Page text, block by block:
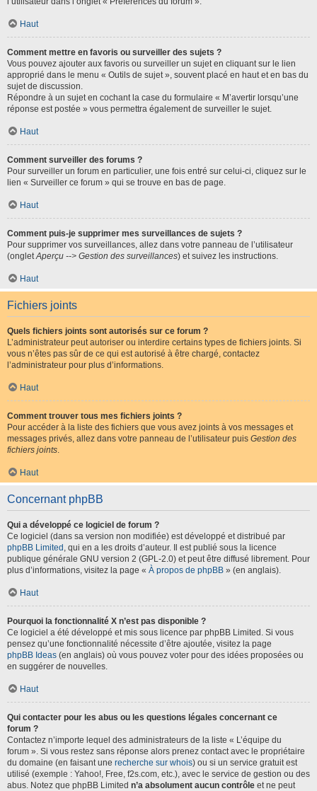
Haut
Comment mettre en favoris ou surveiller des sujets ?
Vous pouvez ajouter aux favoris ou surveiller un sujet en cliquant sur le lien
approprié dans le menu « Outils de sujet », souvent placé en haut et en bas du
sujet de discussion.
Répondre à un sujet en cochant la case du formulaire « M’avertir lorsqu’une
réponse est postée » vous permettra également de surveiller le sujet.
Haut
Comment surveiller des forums ?
Pour surveiller un forum en particulier, une fois entré sur celui-ci, cliquez sur le
lien « Surveiller ce forum » qui se trouve en bas de page.
Haut
Comment puis-je supprimer mes surveillances de sujets ?
Pour supprimer vos surveillances, allez dans votre panneau de l’utilisateur
(ongletAperçu --> Gestion des surveillances) et suivez les instructions.
Haut
Fichiers joints
Quels fichiers joints sont autorisés sur ce forum ?
L’administrateur peut autoriser ou interdire certains types de fichiers joints. Si
vous n’êtes pas sûr de ce qui est autorisé à être chargé, contactez
l’administrateur pour plus d’informations.
Haut
Comment trouver tous mes fichiers joints ?
Pour accéder à la liste des fichiers que vous avez joints à vos messages et
messages privés, allez dans votre panneau de l’utilisateur puis Gestion des
fichiers joints.
Haut
Concernant phpBB
Qui a développé ce logiciel de forum ?
Ce logiciel (dans sa version non modifiée) est développé et distribué par
phpBB Limited , qui en a les droits d’auteur. Il est publié sous la licence
publique générale GNU version 2 (GPL-2.0) et peut être diffusé librement. Pour
plus d’informations, visitez la page « À propos de phpBB » (en anglais).
Haut
Pourquoi la fonctionnalité X n’est pas disponible ?
Ce logiciel a été développé et mis sous licence par phpBB Limited. Si vous
pensez qu’une fonctionnalité nécessite d’être ajoutée, visitez la page
phpBB Ideas (en anglais) où vous pouvez voter pour des idées proposées ou
en suggérer de nouvelles.
Haut
Qui contacter pour les abus ou les questions légales concernant ce
forum ?
Contactez n’importe lequel des administrateurs de la liste « L’équipe du
forum ». Si vous restez sans réponse alors prenez contact avec le propriétaire
du domaine (en faisant une recherche sur whois) ou si un service gratuit est
utilisé (exemple : Yahoo!, Free, f2s.com, etc.), avec le service de gestion ou des
abus. Notez que phpBB Limited n’a absolument aucun contrôle et ne peut